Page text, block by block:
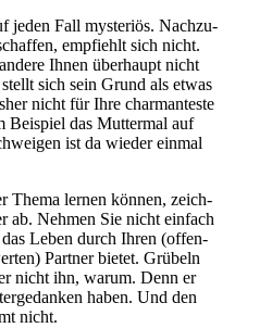
jeden Fall mys­te­ri­ös. Nach­zu­
emp­fiehlt sich nicht.
Ihnen über­haupt nicht
sich sein Grund als etwas
nicht für Ihre char­man­tes­te
Bei­spiel das Mut­ter­mal auf
ist da wie­der ein­mal
The­ma ler­nen kön­nen, zeich­
ab. Neh­men Sie nicht ein­fach
Leben durch Ihren (offen­
Part­ner bie­tet. Grü­beln
nicht ihn, war­um. Denn er
haben. Und den
nicht.